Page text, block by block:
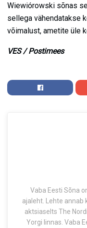
Wiewiórowski sõnas
sellega vähendatakse
võimalust, ametite üle
VES / Postimees
Vaba Eesti Sõna
ajaleht. Lehte annab
aktsiaselts The
Yorgi linnas. Vaba